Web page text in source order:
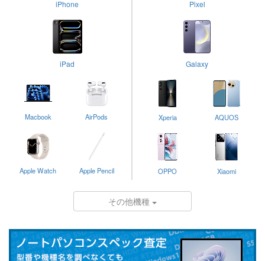
iPhone
iPad
Macbook AirPods
Apple Watch Apple Pencil
Pixel
Galaxy
Xperia AQUOS
OPPO Xiaomi
その他機種